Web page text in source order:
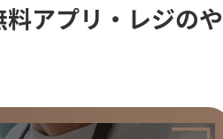
アプリ・レジのや